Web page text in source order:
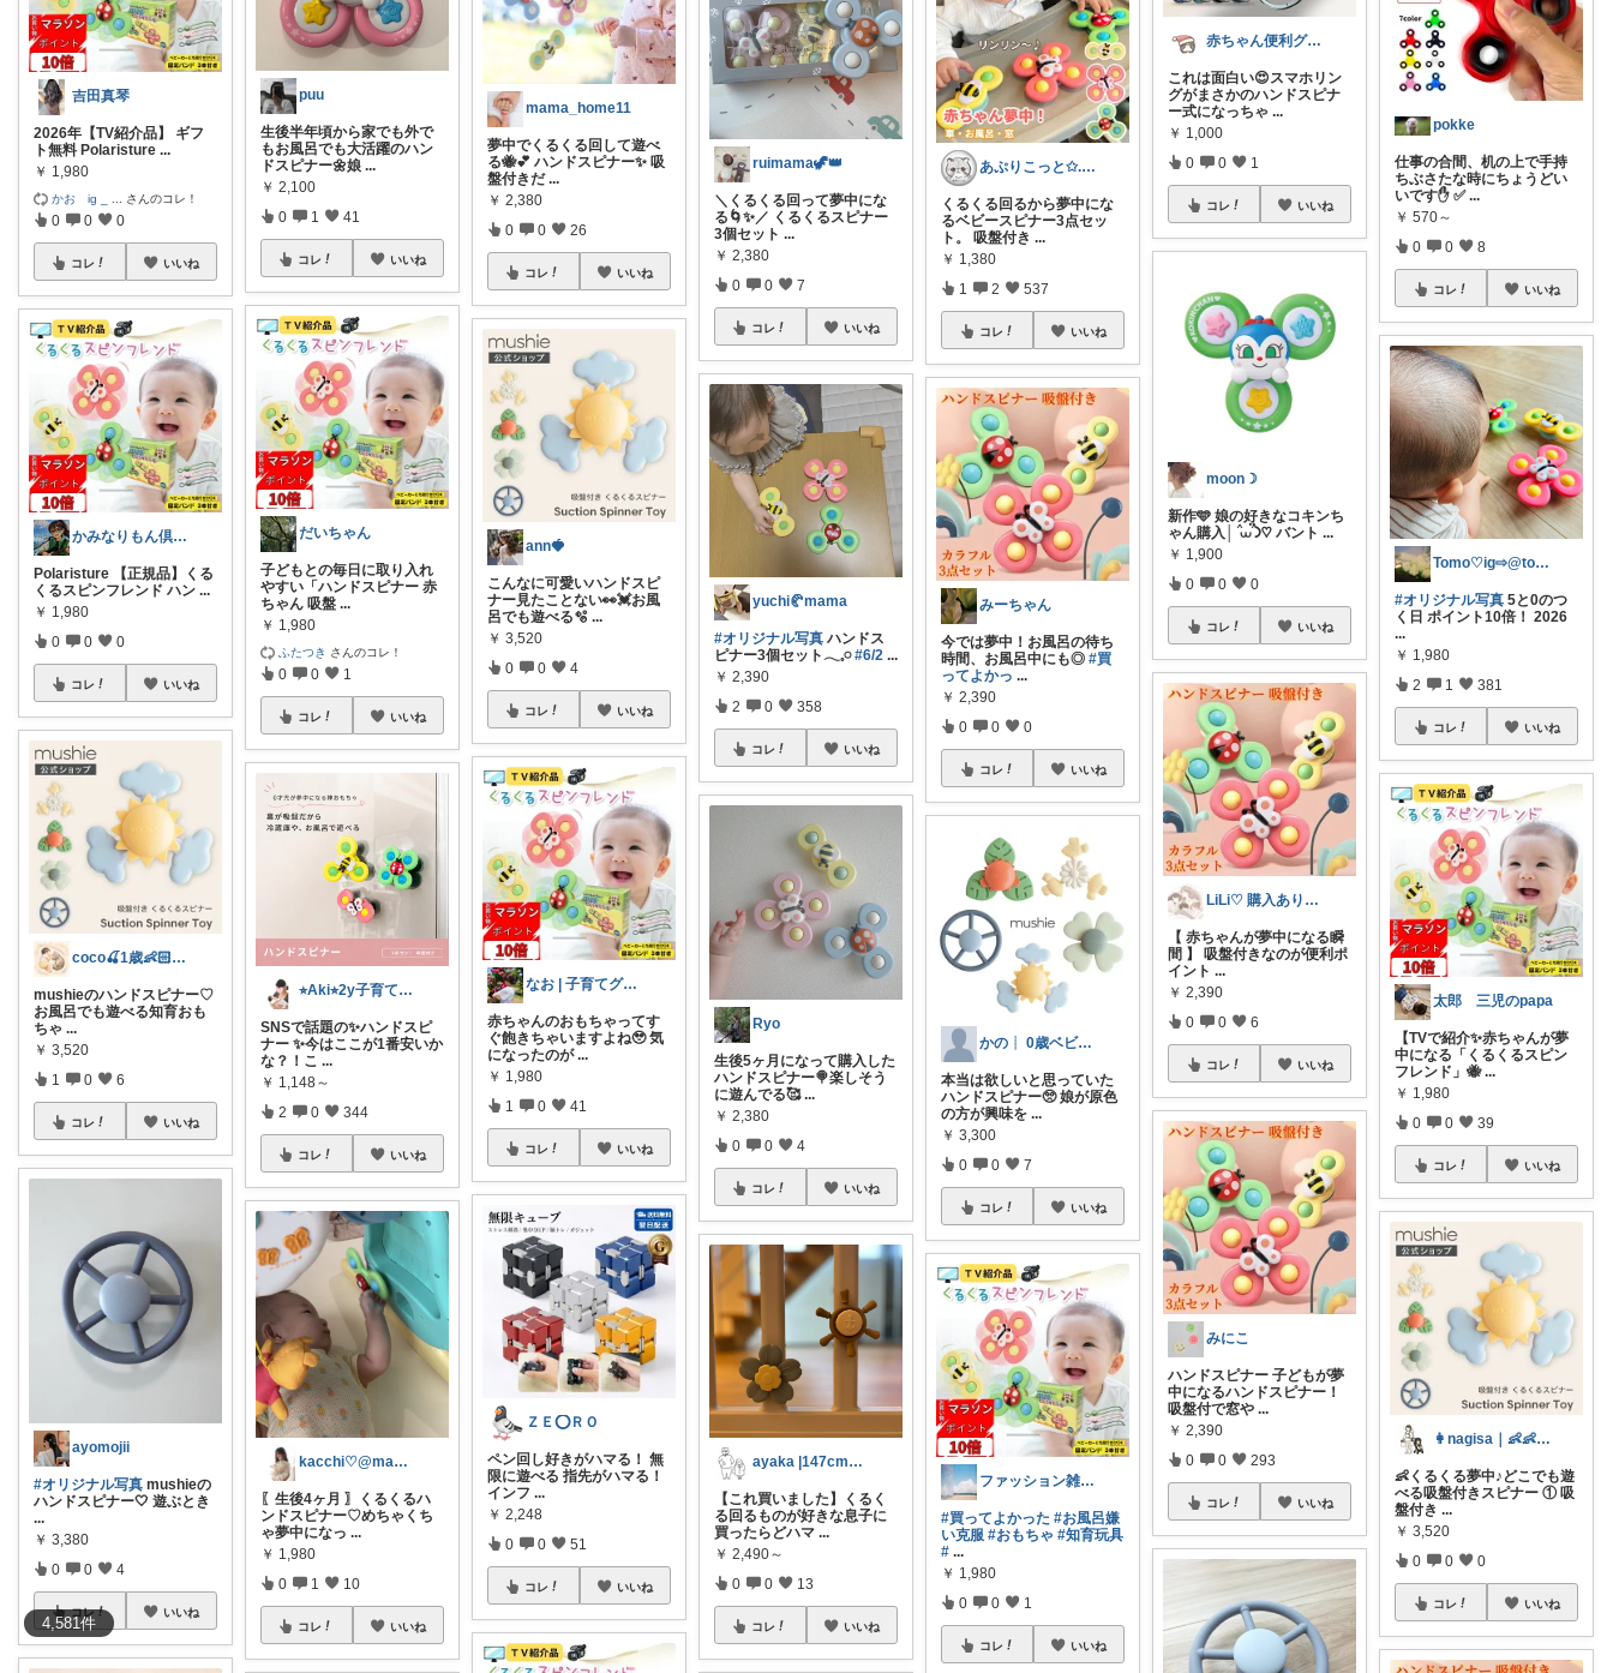
4,581件
吉田真琴
2026年【TV紹介品】 ギフ
ト無料 Polaristure ...
￥ 1,980
かお ig _ さんのコレ！
0 0 0
コレ いいね
かみなりもん倶楽部
Polaristure 【正規品】くる
くるスピンフレンド ハン ...
￥ 1,980
0 0 0
コレ いいね
coco🍒1歳👶🏻5歳🐈
mushieのハンドスピナー♡
お風呂でも遊べる知育おも
ちゃ︎︎ ...
￥ 3,520
1 0 6
コレ いいね
ayomojii
#オリジナル写真 mushieの
ハンドスピナー🤍 遊ぶとき
...
￥ 3,380
0 0 4
コレ いいね
puu
生後半年頃から家でも外で
もお風呂でも大活躍のハン
ドスピナー🌼娘 ...
￥ 2,100
0 1 41
コレ いいね
だいちゃん
子どもとの毎日に取り入れ
やすい「ハンドスピナー 赤
ちゃん 吸盤 ...
￥ 1,980
ふたつき さんのコレ！
0 0 1
コレ いいね
⭐︎Aki⭐︎2y子育てママの欲しい物
SNSで話題の✨ハンドスピ
ナー ✨今はここが1番安いか
な？！こ ...
￥ 1,148～
2 0 344
コレ いいね
kacchi♡@mama.kacchi
〖生後4ヶ月 〗くるくるハ
ンドスピナー♡めちゃくち
ゃ夢中になっ ...
￥ 1,980
0 1 10
コレ いいね
mama_home11
夢中でくるくる回して遊べ
る🐝💕 ハンドスピナー✨ 吸
盤付きだ ...
￥ 2,380
0 0 26
コレ いいね
ann🍓
こんなに可愛いハンドスピ
ナー見たことない👀💓お風
呂でも遊べる🫧 ...
￥ 3,520
0 0 4
コレ いいね
なお | 子育てグッズ🐣‪
赤ちゃんのおもちゃってす
ぐ飽きちゃいますよね🥹 気
になったのが ...
￥ 1,980
1 0 41
コレ いいね
ＺＥ⭕ＲＯ
ペン回し好きがハマる！ 無
限に遊べる 指先がハマる！
インフ ...
￥ 2,248
0 0 51
コレ いいね
ruimama🦖👑
＼くるくる回って夢中にな
る🌀✨／ くるくるスピナー
3個セット ...
￥ 2,380
0 0 7
コレ いいね
yuchi🥐mama
#オリジナル写真 ハンドス
ピナー3個セット𓂃𓈒𓏸#6/2 ...
￥ 2,390
2 0 358
コレ いいね
Ryo
生後5ヶ月になって購入した
ハンドスピナー🍭楽しそう
に遊んでる🥰 ...
￥ 2,380
0 0 4
コレ いいね
ayaka |147cm＊福岡
【これ買いました】くるく
る回るものが好きな息子に
買ったらどハマ ...
￥ 2,490～
0 0 13
コレ いいね
あぷりこっと✩.*˚100%ROOM経由
くるくる回るから夢中にな
るベビースピナー3点セッ
ト。 吸盤付き ...
￥ 1,380
1 2 537
コレ いいね
みーちゃん
今では夢中！お風呂の待ち
時間、お風呂中にも◎#買
ってよかっ ...
￥ 2,390
0 0 0
コレ いいね
かの┊ 0歳ベビーとママの暮らし
本当は欲しいと思っていた
ハンドスピナー🥺 娘が原色
の方が興味を ...
￥ 3,300
0 0 7
コレ いいね
ファッション雑貨/ベビー用品👶🏻🌸
#買ってよかった #お風呂嫌
い克服 #おもちゃ #知育玩具
# ...
￥ 1,980
0 0 1
コレ いいね
赤ちゃん便利グッズ♡
これは面白い😍スマホリン
グがまさかのハンドスピナ
ー式になっちゃ ...
￥ 1,000
0 0 1
コレ いいね
moon☽
新作🩵 娘の好きなコキンち
ゃん購入│ ̂⩊፟ ̂𐅀♡ バント ...
￥ 1,900
0 0 0
コレ いいね
LiLi♡ 購入ありがとうございます!
【 赤ちゃんが夢中になる瞬
間 】 吸盤付きなのが便利ポ
イント ...
￥ 2,390
0 0 6
コレ いいね
みにこ
ハンドスピナー 子どもが夢
中になるハンドスピナー！
吸盤付で窓や ...
￥ 2,390
0 0 293
コレ いいね
pokke
仕事の合間、机の上で手持
ちぶさたな時にちょうどい
いです✋ ✅ ...
￥ 570～
0 0 8
コレ いいね
Tomo♡ig⇨@tomo_17room
#オリジナル写真 5と0のつ
く日 ポイント10倍！ 2026
...
￥ 1,980
2 1 381
コレ いいね
太郎 三児のpapa
【TVで紹介✨赤ちゃんが夢
中になる「くるくるスピン
フレンド」🐝 ...
￥ 1,980
0 0 39
コレ いいね
👩nagisa｜👶👶1歳・0歳
👶くるくる夢中♪どこでも遊
べる吸盤付きスピナー ① 吸
盤付き ...
￥ 3,520
0 0 0
コレ いいね